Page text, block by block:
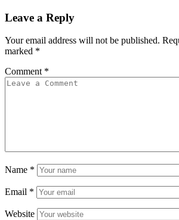
Leave a Reply
Your email address will not be published.
marked *
Comment *
Name *
Email *
Website